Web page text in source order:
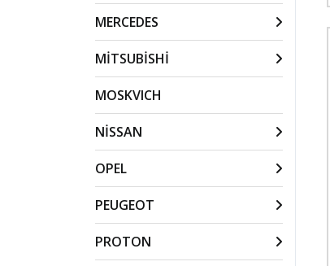
MERCEDES
MİTSUBİSHİ
MOSKVICH
NİSSAN
OPEL
PEUGEOT
PROTON